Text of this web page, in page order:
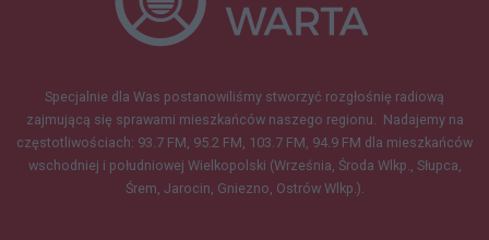
Specjalnie dla Was postanowiliśmy stworzyć rozgłośnię radiową
zajmującą się sprawami mieszkańców naszego regionu. Nadajemy na
częstotliwościach: 93.7 FM, 95.2 FM, 103.7 FM, 94.9 FM dla mieszkańców
wschodniej i południowej Wielkopolski (Września, Środa Wlkp., Słupca,
Śrem, Jarocin, Gniezno, Ostrów Wlkp.).